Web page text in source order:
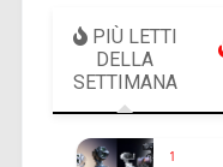
PIÙ LETTI
DELLA
SETTIMANA
1